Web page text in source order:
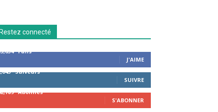
connecté
Fans
J'AIME
Suiveurs
SUIVRE
Abonnés
S'ABONNER